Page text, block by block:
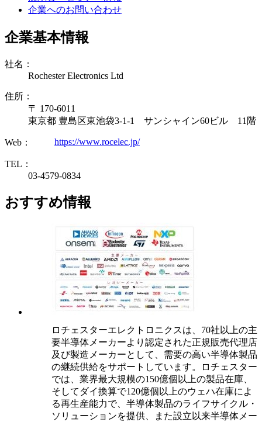
企業へのお問い合わせ
企業基本情報
社名：
Rochester Electronics Ltd
住所：
〒 170-6011
東京都 豊島区東池袋3-1-1 サンシャイン60ビル 11階
Web： https://www.rocelec.jp/
TEL：
03-4579-0834
おすすめ情報
ロチェスターエレクトロニクスは、70社以上の主
要半導体メーカーより認定された正規販売代理店
及び製造メーカーとして、需要の高い半導体製品
の継続供給をサポートしています。ロチェスター
では、業界最大規模の150億個以上の製品在庫、
そしてダイ換算で120億個以上のウェハ在庫によ
る再生産能力で、半導体製品のライフサイクル・
ソリューションを提供、また設立以来半導体メー